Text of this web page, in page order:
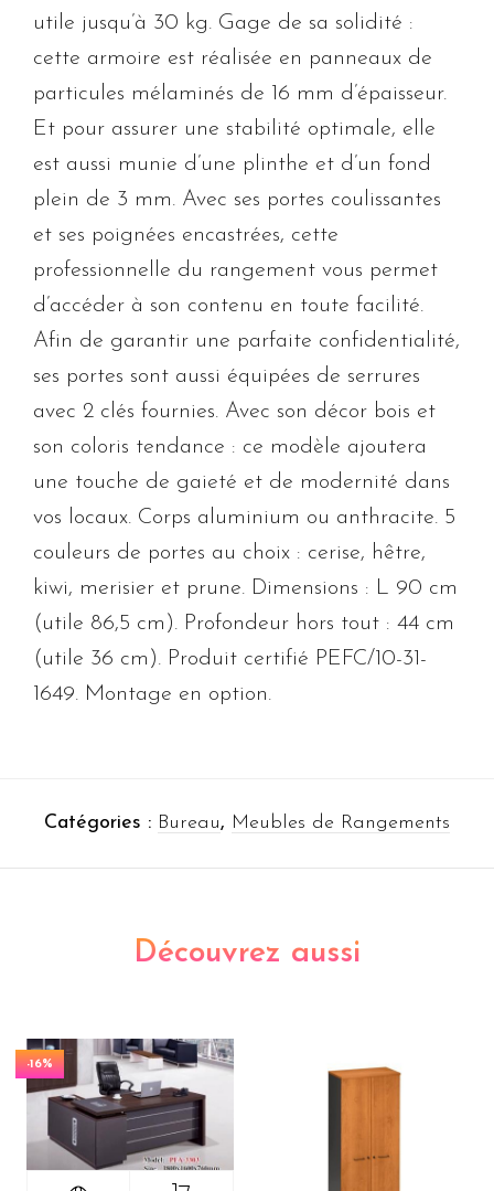
utile jusqu’à 30 kg. Gage de sa solidité :
cette armoire est réalisée en panneaux de
particules mélaminés de 16 mm d’épaisseur.
Et pour assurer une stabilité optimale, elle
est aussi munie d’une plinthe et d’un fond
plein de 3 mm. Avec ses portes coulissantes
et ses poignées encastrées, cette
professionnelle du rangement vous permet
d’accéder à son contenu en toute facilité.
Afin de garantir une parfaite confidentialité,
ses portes sont aussi équipées de serrures
avec 2 clés fournies. Avec son décor bois et
son coloris tendance : ce modèle ajoutera
une touche de gaieté et de modernité dans
vos locaux. Corps aluminium ou anthracite. 5
couleurs de portes au choix : cerise, hêtre,
kiwi, merisier et prune. Dimensions : L 90 cm
(utile 86,5 cm). Profondeur hors tout : 44 cm
(utile 36 cm). Produit certifié PEFC/10-31-
1649. Montage en option.
Catégories : Bureau, Meubles de Rangements
Découvrez aussi
-16%